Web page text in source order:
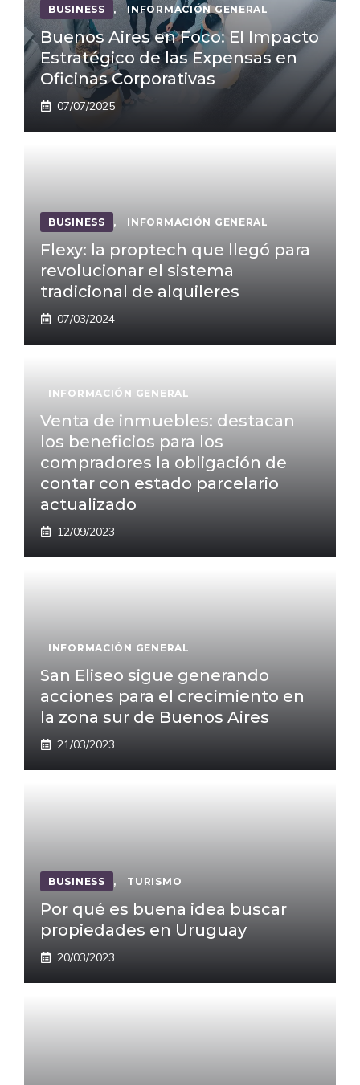
BUSINESS , INFORMACIÓN GENERAL
Buenos Aires en Foco: El Impacto
Estratégico de las Expensas en
Oficinas Corporativas
07/07/2025
BUSINESS , INFORMACIÓN GENERAL
Flexy: la proptech que llegó para
revolucionar el sistema
tradicional de alquileres
07/03/2024
INFORMACIÓN GENERAL
Venta de inmuebles: destacan
los beneficios para los
compradores la obligación de
contar con estado parcelario
actualizado
12/09/2023
INFORMACIÓN GENERAL
San Eliseo sigue generando
acciones para el crecimiento en
la zona sur de Buenos Aires
21/03/2023
BUSINESS , TURISMO
Por qué es buena idea buscar
propiedades en Uruguay
20/03/2023